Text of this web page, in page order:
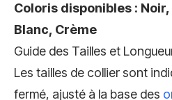
Coloris disponibles :
Blanc, Crème
Guide des Tailles et
Les tailles de collier sont
fermé, ajusté à la base des